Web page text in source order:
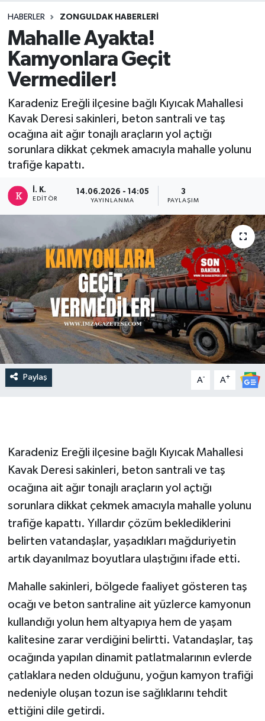
HABERLER ZONGULDAK HABERLERI
Mahalle Ayakta!
Kamyonlara Geçit
Vermediler!
Karadeniz Ereğli ilçesine bağlı Kıyıcak Mahallesi
Kavak Deresi sakinleri, beton santrali ve taş
ocağına ait ağır tonajlı araçların yol açtığı
sorunlara dikkat çekmek amacıyla mahalle yolunu
trafiğe kapattı.
İ. K.
EDITÖR
14.06.2026 - 14:05
YAYINLANMA
3
PAYLAŞIM
Paylaş A- A+
Karadeniz Ereğli ilçesine bağlı Kıyıcak Mahallesi
Kavak Deresi sakinleri, beton santrali ve taş
ocağına ait ağır tonajlı araçların yol açtığı
sorunlara dikkat çekmek amacıyla mahalle yolunu
trafiğe kapattı. Yıllardır çözüm beklediklerini
belirten vatandaşlar, yaşadıkları mağduriyetin
artık dayanılmaz boyutlara ulaştığını ifade etti.
Mahalle sakinleri, bölgede faaliyet gösteren taş
ocağı ve beton santraline ait yüzlerce kamyonun
kullandığı yolun hem altyapıya hem de yaşam
kalitesine zarar verdiğini belirtti. Vatandaşlar, taş
ocağında yapılan dinamit patlatmalarının evlerde
çatlaklara neden olduğunu, yoğun kamyon trafiği
nedeniyle oluşan tozun ise sağlıklarını tehdit
ettiğini dile getirdi.
DEVREK
EREĞLİ
GÖKÇEBEY
KARABÜK
KASTAMONU